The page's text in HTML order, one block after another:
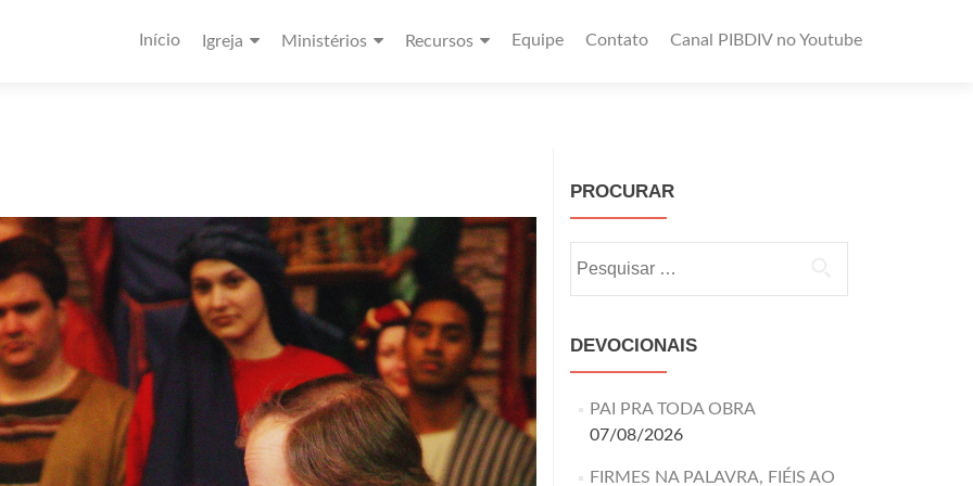
Início Igreja Ministérios Recursos Equipe Contato Canal PIBDIV no Youtube
PROCURAR
DEVOCIONAIS
PAI PRA TODA OBRA
07/08/2026
FIRMES NA PALAVRA, FIÉIS AO